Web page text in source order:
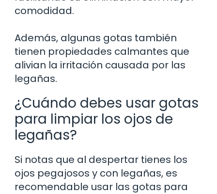
comodidad.
Además, algunas gotas también
tienen propiedades calmantes que
alivian la irritación causada por las
legañas.
¿Cuándo debes usar gotas
para limpiar los ojos de
legañas?
Si notas que al despertar tienes los
ojos pegajosos y con legañas, es
recomendable usar las gotas para